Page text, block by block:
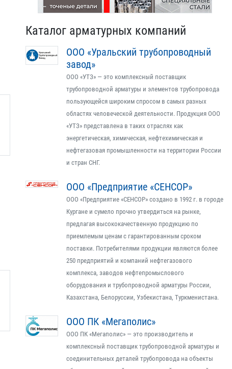
Каталог арматурных компаний
ООО «Уральский трубопроводный
завод»
ООО «УТЗ» — это комплексный поставщик
трубопроводной арматуры и элементов трубопровода
пользующейся широким спросом в самых разных
областях человеческой деятельности. Продукция ООО
«УТЗ» представлена в таких отраслях как
энергетическая, химическая, нефтехимическая и
нефтегазовая промышленности на территории России
и стран СНГ.
ООО «Предприятие «СЕНСОР»
ООО «Предприятие «СЕНСОР» создано в 1992 г. в городе
Кургане и сумело прочно утвердиться на рынке,
предлагая высококачественную продукцию по
приемлемым ценам с гарантированным сроком
поставки. Потребителями продукции являются более
250 предприятий и компаний нефтегазового
комплекса, заводов нефтепромыслового
оборудования и трубопроводной арматуры России,
Казахстана, Белоруссии, Узбекистана, Туркменистана.
ООО ПК «Мегаполис»
ООО ПК «Мегаполис» — это производитель и
комплексный поставщик трубопроводной арматуры и
соединительных деталей трубопровода на объекты